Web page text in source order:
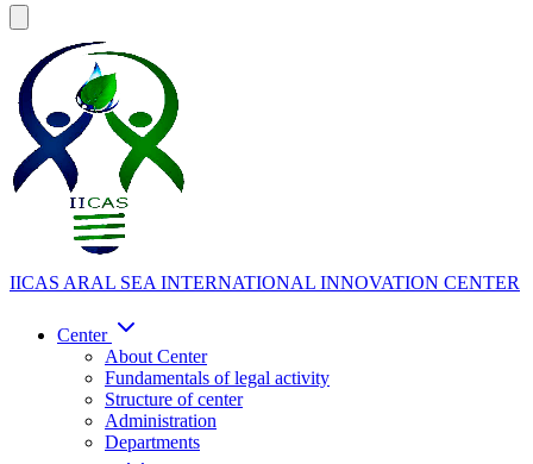
IICAS ARAL SEA INTERNATIONAL INNOVATION CENTER
Center
About Center
Fundamentals of legal activity
Structure of center
Administration
Departments